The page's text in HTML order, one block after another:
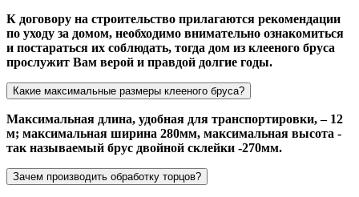
К договору на строительство прилагаются рекомендации
по уходу за домом, необходимо внимательно ознакомиться
и постараться их соблюдать, тогда дом из клееного бруса
прослужит Вам верой и правдой долгие годы.
Какие максимальные размеры клееного бруса?
Максимальная длина, удобная для транспортировки, – 12
м; максимальная ширина 280мм, максимальная высота -
так называемый брус двойной склейки -270мм.
Зачем производить обработку торцов?